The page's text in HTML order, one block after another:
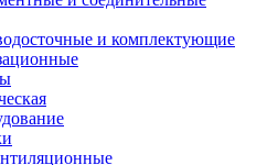
и комплектующие